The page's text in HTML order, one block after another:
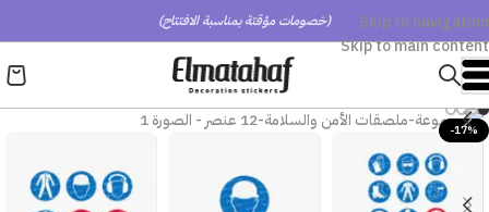
Skip to navigation
Skip to main content
(خصومات مؤقتة بمناسبة الافتتاح)
-17%